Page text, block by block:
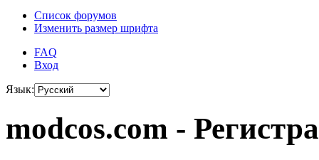
Список форумов
Изменить размер шрифта
FAQ
Вход
Язык:
modcos.com -